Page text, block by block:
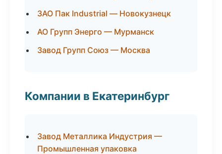
ЗАО Пак Industrial — Новокузнецк
АО Групп Энерго — Мурманск
Завод Групп Союз — Москва
Компании в Екатеринбург
Завод Металлика Индустрия —
Промышленная упаковка